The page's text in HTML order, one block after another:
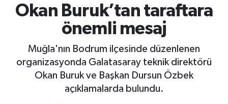
Okan Buruk’tan taraftara
önemli mesaj
Muğla'nın Bodrum ilçesinde düzenlenen
organizasyonda Galatasaray teknik direktörü
Okan Buruk ve Başkan Dursun Özbek
açıklamalarda bulundu.
Gaziantep son dakika
Gündem
Puan Durumu ve Fikstür
Tüm Manşetler
Son Dakika Haberleri